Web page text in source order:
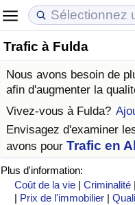
Trafic à Fulda
Nous avons besoin de
afin d'augmenter la
Vivez-vous à Fulda?
Envisagez d'examiner
avons pour Trafic en
Plus d'information:
Coût de la vie |Criminalité
| Prix de l'immobilier |
Coût de la vie
Indice du Coût de la
Indice du Coût de la Vie
Indice du coût de la
à Akaba
Prix de l'immobilier
Indice des Prix de
Indice des Prix de
Indice des Prix de
Qualité de Vie
Indice de Qualité de Vie
Indice de Qualité de
Indice de qualité de
Criminalité